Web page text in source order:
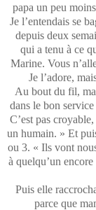
papa un peu
Je l’entendais se
depuis deux
qui a tenu à ce
Marine. Vous
Je l’adore,
Au bout du fil,
dans le bon
C’est pas
un humain. » Et
ou 3. « Ils vont
à quelqu’un
Puis elle
parce que